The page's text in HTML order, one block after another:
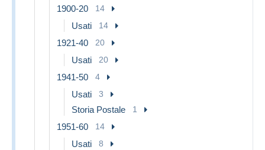
1900-20 14
Usati 14
1921-40 20
Usati 20
1941-50 4
Usati 3
Storia Postale 1
1951-60 14
Usati 8